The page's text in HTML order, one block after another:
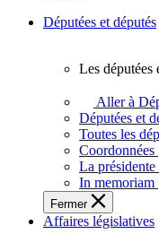
Députées et députés
députées
députés
vous
représentent
sein
de
l'Assemblée
Les députées
Aller à
Députées et
Toutes les
Coordonnées
La présidente
In memoriam
Fermer
Affaires législatives